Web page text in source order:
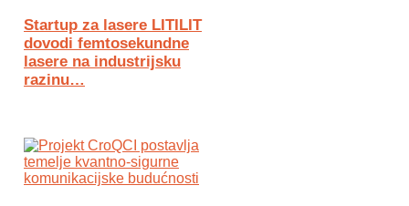
Startup za lasere LITILIT
dovodi femtosekundne
lasere na industrijsku
razinu…